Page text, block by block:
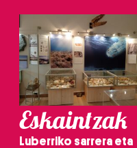
Eskaintzak
Luberriko sarrera eta